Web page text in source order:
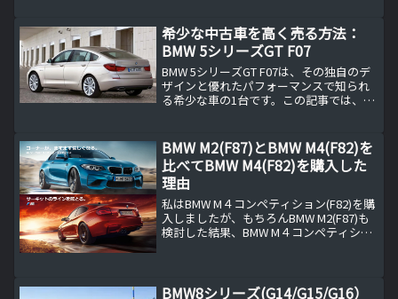
ピナとの根本的違いを詳しく解説。ザガ
ートデザイン、手作り内装、圧倒的性能
の魅力を専門記者の体験談とともにお届
けします。
希少な中古車を高く売る方法：
BMW 5シリーズGT F07
BMW 5シリーズGT F07は、その独自のデ
ザインと優れたパフォーマンスで知られ
る希少な車の1台です。この記事では、
介します。
BMW M2(F87)とBMW M4(F82)を
比べてBMW M4(F82)を購入した
理由
私はBMW M４コンペティション(F82)を購
入しましたが、もちろんBMW M2(F87)も
検討した結果、BMW M４コンペティショ
BMW8シリーズ(G14/G15/G16）